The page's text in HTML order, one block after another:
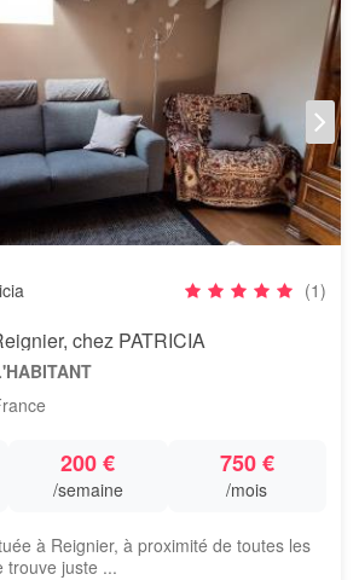
(1)
chez PATRICIA
200 €
/semaine
750 €
/mois
à Reignier, à proximité de toutes les
trouve juste ...